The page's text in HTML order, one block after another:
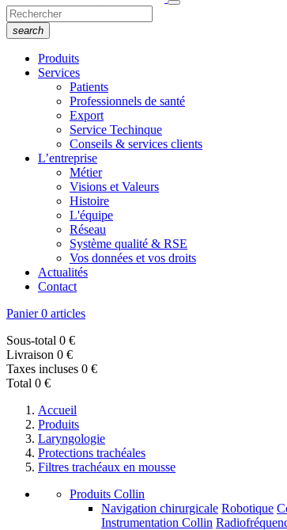
search
Produits
Services
Patients
Professionnels de santé
Export
Service Techinque
Conseils & services clients
L’entreprise
Métier
Visions et Valeurs
Histoire
L'équipe
Réseau
Système qualité & RSE
Vos données et vos droits
Actualités
Contact
Panier 0 articles
Sous-total 0 €
Livraison 0 €
Taxes incluses 0 €
Total 0 €
Accueil
Produits
Laryngologie
Protections trachéales
Filtres trachéaux en mousse
Produits Collin
Navigation chirurgicale Robotique
Instrumentation Collin